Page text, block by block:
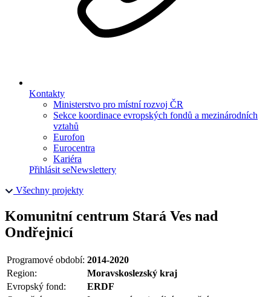
Kontakty
Ministerstvo pro místní rozvoj ČR
Sekce koordinace evropských fondů a mezinárodních
vztahů
Eurofon
Eurocentra
Kariéra
Přihlásit seNewslettery
Všechny projekty
Komunitní centrum Stará Ves nad
Ondřejnicí
Programové období: 2014-2020
Region:
Moravskoslezský kraj
Evropský fond:
ERDF